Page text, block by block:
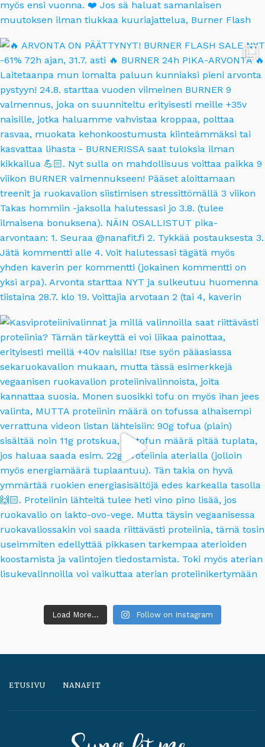
Load More... Follow on Instagram
ETUSIVU NANAFIT